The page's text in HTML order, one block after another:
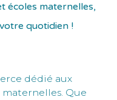
écoles maternelles,
quotidien !
dédié aux
Que